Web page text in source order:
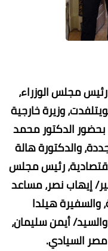
مجلس الوزراء،
وزيرة خارجية
بحضور الدكتور محمد
والدكتورة هالة
رئيس مجلس
إيهاب نصر، مساعد
والسفيرة هيلدا
أيمن سليمان،
السيادي.